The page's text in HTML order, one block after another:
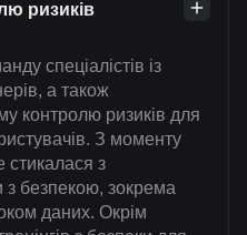
ризиків
спеціалістів із
а також
контролю ризиків для
З моменту
стикалася з
з безпекою, зокрема
даних. Окрім